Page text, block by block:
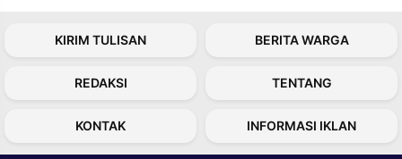
KIRIM TULISAN BERITA WARGA
REDAKSI TENTANG
KONTAK INFORMASI IKLAN